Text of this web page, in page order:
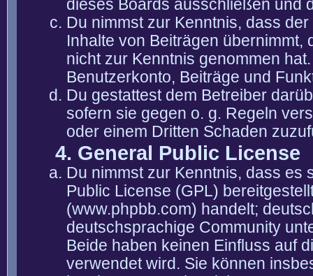
dieses Boards ausschließen und
Du nimmst zur Kenntnis, dass
Inhalte von Beiträgen übernimmt,
nicht zur Kenntnis genommen
Benutzerkonto, Beiträge und
Du gestattest dem Betreiber
sofern sie gegen o. g. Regeln
oder einem Dritten Schaden
4. General Public License
Du nimmst zur Kenntnis, dass es
Public License (GPL)
(www.phpbb.com) handelt;
deutschsprachige Community
Beide haben keinen Einfluss auf
verwendet wird. Sie können